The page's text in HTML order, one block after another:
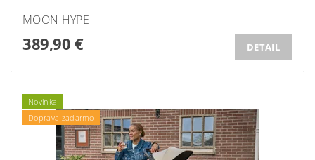
MOON HYPE
389,90 € DETAIL
Novinka
Doprava zadarmo